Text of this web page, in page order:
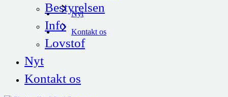
Nyt
Kontakt os
Bestyrelsen
Info
Lovstof
Nyt
Kontakt os